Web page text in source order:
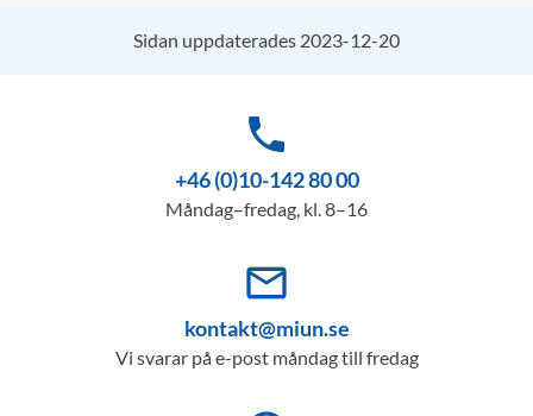
Sidan uppdaterades 2023-12-20
phone
+46 (0)10-142 80 00
Måndag–fredag, kl. 8–16
mail_outline
kontakt@miun.se
Vi svarar på e-post måndag till fredag